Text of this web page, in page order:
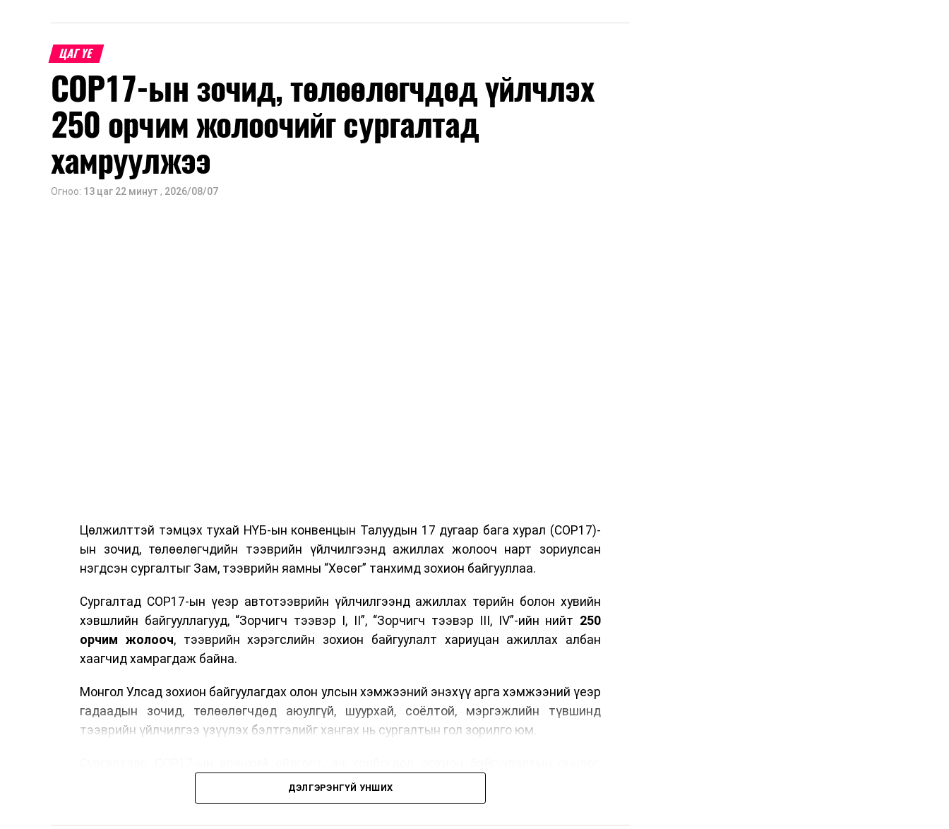
ЦАГ ҮЕ
COP17-ын зочид, төлөөлөгчдөд үйлчлэх
250 орчим жолоочийг сургалтад
хамруулжээ
Огноо: 13 цаг 22 минут , 2026/08/07
Цөлжилттэй тэмцэх тухай НҮБ-ын конвенцын Талуудын 17 дугаар бага хурал (COP17)-
ын зочид, төлөөлөгчдийн тээврийн үйлчилгээнд ажиллах жолооч нарт зориулсан
нэгдсэн сургалтыг Зам, тээврийн яамны “Хөсөг” танхимд зохион байгууллаа.
Сургалтад COP17-ын үеэр автотээврийн үйлчилгээнд ажиллах төрийн болон хувийн
хэвшлийн байгууллагууд, “Зорчигч тээвэр I, II”, “Зорчигч тээвэр III, IV”-ийн нийт 250
орчим жолооч, тээврийн хэрэгслийн зохион байгуулалт хариуцан ажиллах албан
хаагчид хамрагдаж байна.
Монгол Улсад зохион байгуулагдах олон улсын хэмжээний энэхүү арга хэмжээний үеэр
гадаадын зочид, төлөөлөгчдөд аюулгүй, шуурхай, соёлтой, мэргэжлийн түвшинд
тээврийн үйлчилгээ үзүүлэх бэлтгэлийг хангах нь сургалтын гол зорилго юм.
зочид, төлөөлөгчдийн ангилал, үйлчилгээний стандарт, жолооч нарын үүрэг
хариуцлага, сахилга бат, үйлчилгээний соёл, ёс зүй, мэргэжлийн харилцааны талаар
ДЭЛГЭРЭНГҮЙ УНШИХ